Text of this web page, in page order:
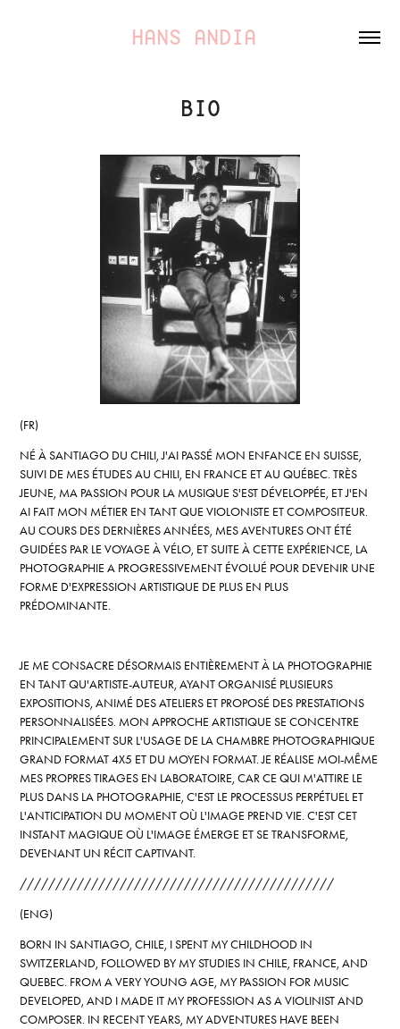
HANS ANDIA
BIO
(FR)
NÉ À SANTIAGO DU CHILI, J'AI PASSÉ MON ENFANCE EN SUISSE,
SUIVI DE MES ÉTUDES AU CHILI, EN FRANCE ET AU QUÉBEC. TRÈS
JEUNE, MA PASSION POUR LA MUSIQUE S'EST DÉVELOPPÉE, ET J'EN
AI FAIT MON MÉTIER EN TANT QUE VIOLONISTE ET COMPOSITEUR.
AU COURS DES DERNIÈRES ANNÉES, MES AVENTURES ONT ÉTÉ
GUIDÉES PAR LE VOYAGE À VÉLO, ET SUITE À CETTE EXPÉRIENCE, LA
PHOTOGRAPHIE A PROGRESSIVEMENT ÉVOLUÉ POUR DEVENIR UNE
FORME D'EXPRESSION ARTISTIQUE DE PLUS EN PLUS
PRÉDOMINANTE.
JE ME CONSACRE DÉSORMAIS ENTIÈREMENT À LA PHOTOGRAPHIE
EN TANT QU'ARTISTE-AUTEUR, AYANT ORGANISÉ PLUSIEURS
EXPOSITIONS, ANIMÉ DES ATELIERS ET PROPOSÉ DES PRESTATIONS
PERSONNALISÉES. MON APPROCHE ARTISTIQUE SE CONCENTRE
PRINCIPALEMENT SUR L'USAGE DE LA CHAMBRE PHOTOGRAPHIQUE
GRAND FORMAT 4X5 ET DU MOYEN FORMAT. JE RÉALISE MOI-MÊME
MES PROPRES TIRAGES EN LABORATOIRE, CAR CE QUI M'ATTIRE LE
PLUS DANS LA PHOTOGRAPHIE, C'EST LE PROCESSUS PERPÉTUEL ET
L'ANTICIPATION DU MOMENT OÙ L'IMAGE PREND VIE. C'EST CET
INSTANT MAGIQUE OÙ L'IMAGE ÉMERGE ET SE TRANSFORME,
DEVENANT UN RÉCIT CAPTIVANT.
////////////////////////////////////////////
(ENG)
BORN IN SANTIAGO, CHILE, I SPENT MY CHILDHOOD IN
SWITZERLAND, FOLLOWED BY MY STUDIES IN CHILE, FRANCE, AND
QUEBEC. FROM A VERY YOUNG AGE, MY PASSION FOR MUSIC
DEVELOPED, AND I MADE IT MY PROFESSION AS A VIOLINIST AND
COMPOSER. IN RECENT YEARS, MY ADVENTURES HAVE BEEN